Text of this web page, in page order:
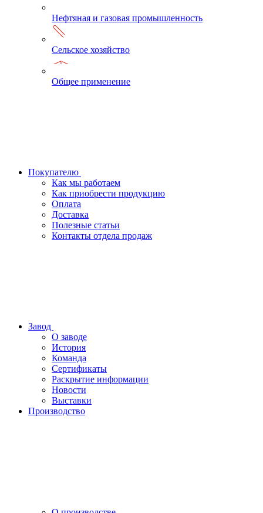
Нефтяная и газовая промышленность
Сельское хозяйство
Общее применение
Покупателю
Как мы работаем
Как приобрести продукцию
Оплата
Доставка
Полезные статьи
Контакты отдела продаж
Завод
О заводе
История
Команда
Сертификаты
Раскрытие информации
Новости
Выставки
Производство